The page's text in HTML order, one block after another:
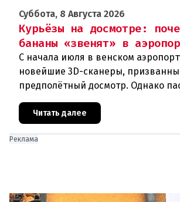
Суббота, 8 Августа 2026
Курьёзы на досмотре:
бананы «звенят» в
С начала июля в венском
новейшие 3D-сканеры,
предполётный досмотр. Однако
отправляют на дополнительную
Читать далее
Реклама